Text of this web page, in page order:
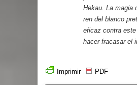
Hekau. La magia
ren del blanco
eficaz contra
hacer fracasar el
Imprimir PDF